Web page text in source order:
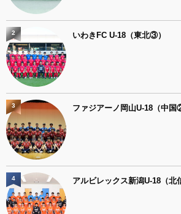
いわきFC U-18（東北③）
2
ファジアーノ岡山U-18（中国
3
アルビレックス新潟U-18（北
4